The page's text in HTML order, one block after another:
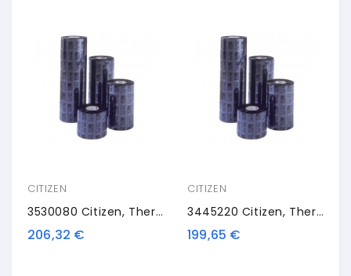
CITIZEN
3530080 Citizen, Thermal Transfer Ribbon, Resin, 80mm, 8 Rolls/box
206,32 €
CITIZEN
3445220 Citizen, Thermal Transfer Ribbon, Wax/resin, 220mm, 4 Rolls/box
199,65 €